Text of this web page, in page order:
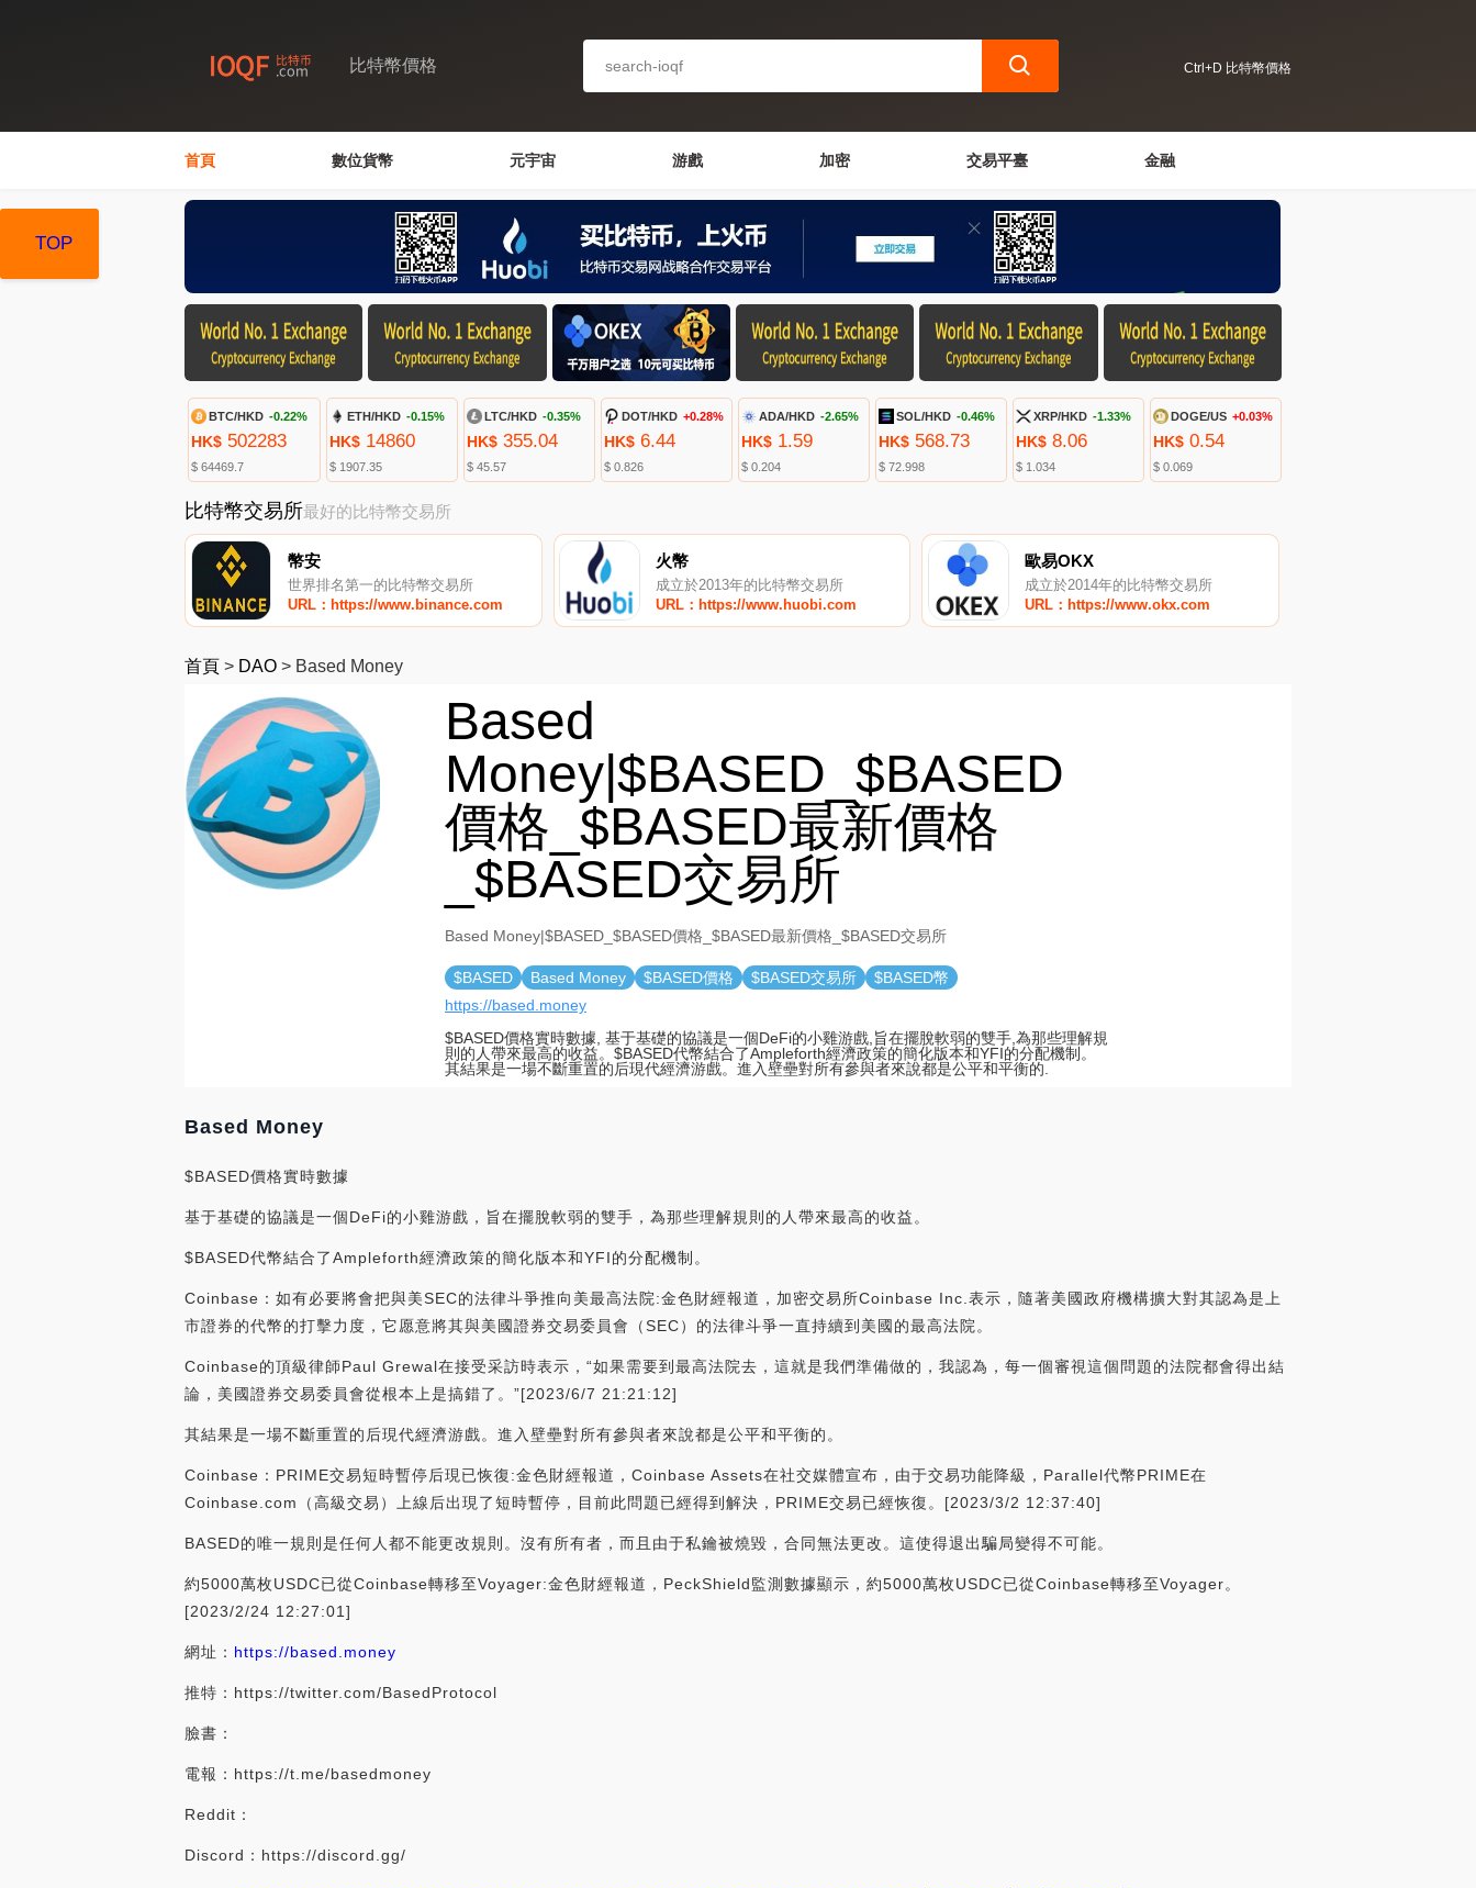
比特幣價格 Ctrl+D 比特幣價格
首頁 數位貨幣 元宇宙 游戲 加密 交易平臺 金融
BTC/HKD -0.22%
HK$ 502283
$ 64469.7
ETH/HKD -0.15%
HK$14860
$ 1907.35
LTC/HKD -0.35%
HK$355.04
$ 45.57
DOT/HKD +0.28%
HK$6.44
$ 0.826
ADA/HKD -2.65%
HK$1.59
$ 0.204
SOL/HKD -0.46%
HK$ 568.73
$ 72.998
XRP/HKD -1.33%
HK$ 8.06
$ 1.034
DOGE/US +0.03%
HK$ 0.54
$ 0.069
比特幣交易所最好的比特幣交易所
幣安
世界排名第一的比特幣交易所
URL：https://www.binance.com
火幣
成立於2013年的比特幣交易所
URL：https://www.huobi.com
歐易OKX
成立於2014年的比特幣交易所
URL：https://www.okx.com
首頁 > DAO > Based Money
Based
Money|$BASED_$BASED
價格_$BASED最新價格
_$BASED交易所
Based Money|$BASED_$BASED價格_$BASED最新價格_$BASED交易所
$BASED Based Money $BASED價格 $BASED交易所
$BASED幣
https://based.money
$BASED價格實時數據, 基于基礎的協議是一個DeFi的小雞游戲,旨在擺脫軟弱的雙手,為那些理解規
則的人帶來最高的收益。$BASED代幣結合了Ampleforth經濟政策的簡化版本和YFI的分配機制。
其結果是一場不斷重置的后現代經濟游戲。進入壁壘對所有參與者來說都是公平和平衡的.
Based Money
$BASED價格實時數據
基于基礎的協議是一個DeFi的小雞游戲，旨在擺脫軟弱的雙手，為那些理解規則的人帶來最高的收益。
$BASED代幣結合了Ampleforth經濟政策的簡化版本和YFI的分配機制。
Coinbase：如有必要將會把與美SEC的法律斗爭推向美最高法院:金色財經報道，加密交易所Coinbase Inc.表示，隨著美國政府機構擴大對其認為是上
市證券的代幣的打擊力度，它愿意將其與美國證券交易委員會（SEC）的法律斗爭一直持續到美國的最高法院。
Coinbase的頂級律師Paul Grewal在接受采訪時表示，“如果需要到最高法院去，這就是我們準備做的，我認為，每一個審視這個問題的法院都會得出結
論，美國證券交易委員會從根本上是搞錯了。”[2023/6/7 21:21:12]
其結果是一場不斷重置的后現代經濟游戲。進入壁壘對所有參與者來說都是公平和平衡的。
Coinbase：PRIME交易短時暫停后現已恢復:金色財經報道，Coinbase Assets在社交媒體宣布，由于交易功能降級，Parallel代幣PRIME在
Coinbase.com（高級交易）上線后出現了短時暫停，目前此問題已經得到解決，PRIME交易已經恢復。[2023/3/2 12:37:40]
BASED的唯一規則是任何人都不能更改規則。沒有所有者，而且由于私鑰被燒毀，合同無法更改。這使得退出騙局變得不可能。
約5000萬枚USDC已從Coinbase轉移至Voyager:金色財經報道，PeckShield監測數據顯示，約5000萬枚USDC已從Coinbase轉移至Voyager。
[2023/2/24 12:27:01]
網址： https://based.money
推特：https://twitter.com/BasedProtocol
臉書：
電報：https://t.me/basedmoney
Reddit：
Discord：https://discord.gg/
TOP
TOP
TOP